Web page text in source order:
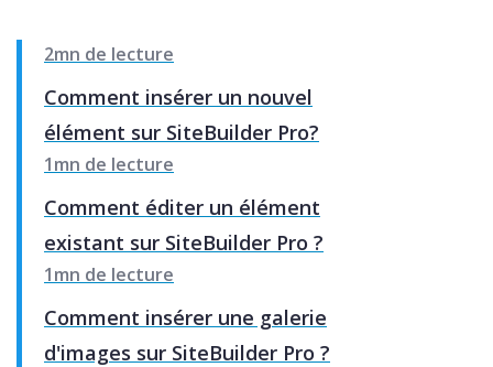
2mn de lecture
Comment insérer un nouvel
élément sur SiteBuilder Pro?
1mn de lecture
Comment éditer un élément
existant sur SiteBuilder Pro ?
1mn de lecture
Comment insérer une galerie
d'images sur SiteBuilder Pro ?